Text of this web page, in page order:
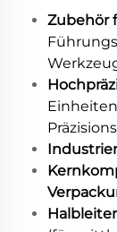
Zubehör